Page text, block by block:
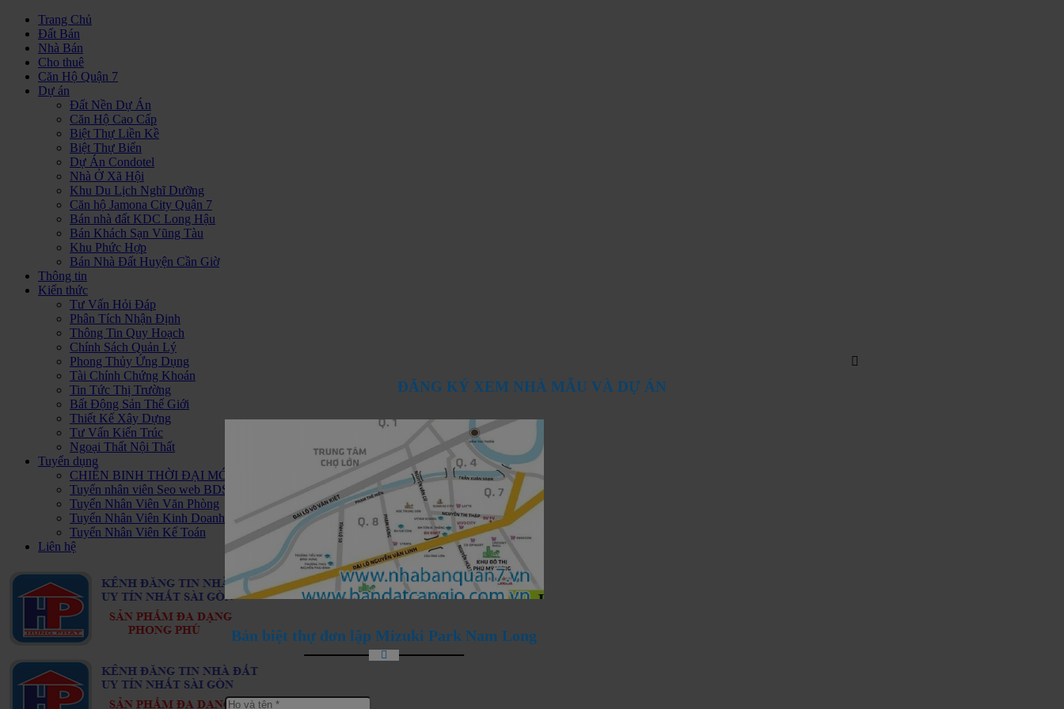
Trang Chủ
Đất Bán
Nhà Bán
Cho thuê
Căn Hộ Quận 7
Dự án
Đất Nền Dự Án
Căn Hộ Cao Cấp
Biệt Thự Liền Kề
Biệt Thự Biển
Dự Án Condotel
Nhà Ở Xã Hội
Khu Du Lịch Nghĩ Dưỡng
Căn hộ Jamona City Quận 7
Bán nhà đất KDC Long Hậu
Bán Khách Sạn Vũng Tàu
Khu Phức Hợp
Bán Nhà Đất Huyện Cần Giờ
Thông tin
Kiến thức
Tư Vấn Hỏi Đáp
Phân Tích Nhận Định
Thông Tin Quy Hoạch
Chính Sách Quản Lý
Phong Thủy Ứng Dụng
Tài Chính Chứng Khoán
Tin Tức Thị Trường
Bất Động Sản Thế Giới
Thiết Kế Xây Dựng
Tư Vấn Kiến Trúc
Ngoại Thất Nội Thất
Tuyển dụng
CHIẾN BINH THỜI ĐẠI MỚI - HAPPY PLUS ĐANG ĐÓN CHÀO NHỮNG
Tuyển nhân viên Seo web BDS
Tuyển Nhân Viên Văn Phòng
Tuyển Nhân Viên Kinh Doanh BDS
Tuyển Nhân Viên Kế Toán
Liên hệ
ĐĂNG KÝ XEM NHÀ MẪU VÀ DỰ ÁN
Bán biệt thự đơn lập Mizuki Park Nam Long